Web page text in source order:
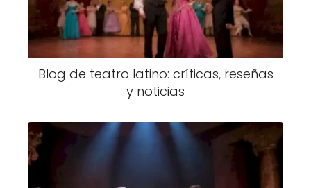
Blog de teatro latino: críticas, reseñas
y noticias